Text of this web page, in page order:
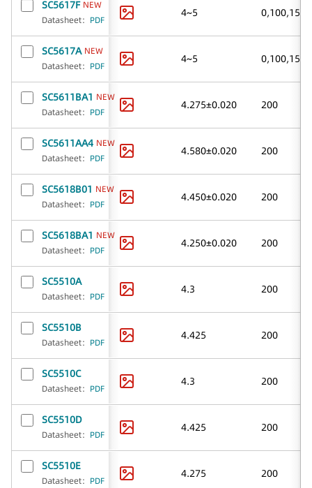
SC5617F NEW
Datasheet： PDF
4~5 0,100,150
SC5617A NEW
Datasheet： PDF
4~5 0,100,150
SC5611BA1 NEW
Datasheet： PDF
4.275±0.020 200
SC5611AA4 NEW
Datasheet： PDF
4.580±0.020 200
SC5618B01 NEW
Datasheet： PDF
4.450±0.020 200
SC5618BA1 NEW
Datasheet： PDF
4.250±0.020 200
SC5510A
Datasheet： PDF
4.3 200
SC5510B
Datasheet： PDF
4.425 200
SC5510C
Datasheet： PDF
4.3 200
SC5510D
Datasheet： PDF
4.425 200
SC5510E
Datasheet： PDF
4.275 200